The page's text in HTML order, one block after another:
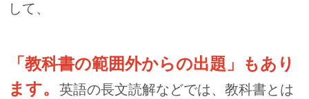
して、
「教科書の範囲外からの出題」もあり
ます。
英語の長文読解などでは、教科書とは